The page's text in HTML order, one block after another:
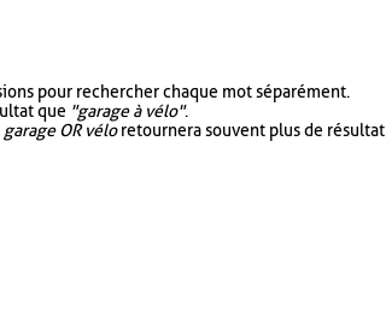
pour rechercher chaque mot séparément.
que "garage à vélo".
garage OR véloretournera souvent plus de résultat